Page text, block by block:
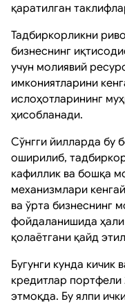
қаратилган
Тадбиркорликни
бизнеснинг
учун молиявий
имкониятларини
ислоҳотларининг
ҳисобланади.
Сўнгги йилларда бу
оширилиб,
кафиллик ва бошқа
механизмлари
ва ўрта бизнеснинг
фойдаланишида
қолаётгани қайд
Бугунги кунда кичик
кредитлар
этмоқда. Бу ялпи